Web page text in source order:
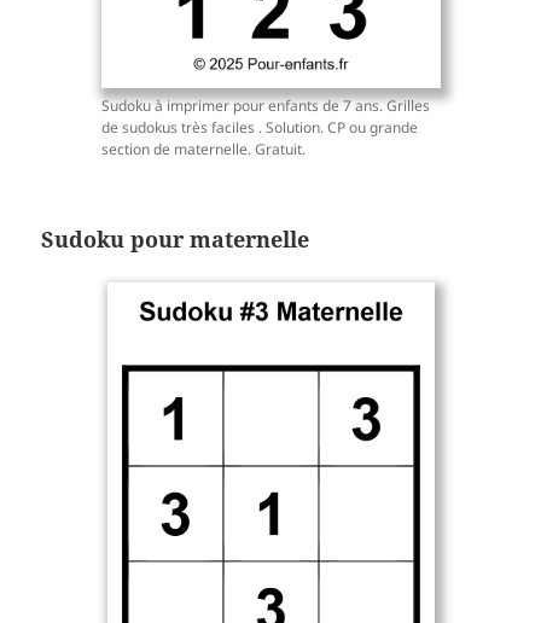
Sudoku à imprimer pour enfants de 7 ans. Grilles
de sudokus très faciles . Solution. CP ou grande
section de maternelle. Gratuit.
Sudoku pour maternelle